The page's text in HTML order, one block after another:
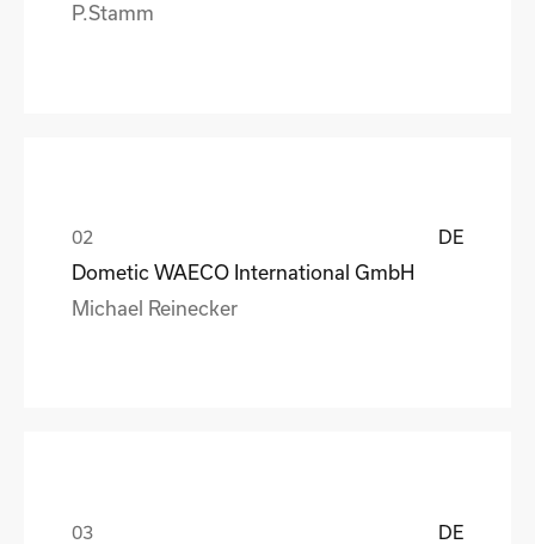
P.Stamm
DE
Dometic WAECO International GmbH
Michael Reinecker
DE